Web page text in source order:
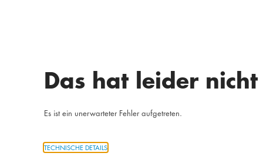
Das hat leider
Es ist ein unerwarteter Fehler aufgetreten.
TECHNISCHE DETAILS